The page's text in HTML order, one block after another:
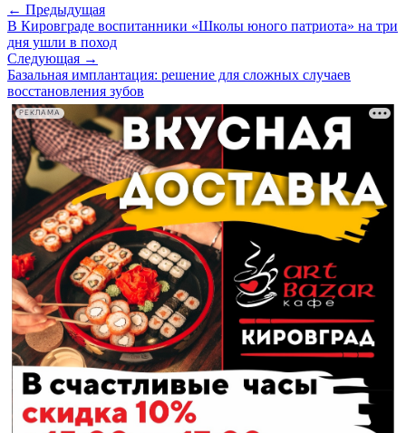
← Предыдущая
В Кировграде воспитанники «Школы юного патриота» на три
дня ушли в поход
Следующая →
Базальная имплантация: решение для сложных случаев
восстановления зубов
РЕКЛАМА